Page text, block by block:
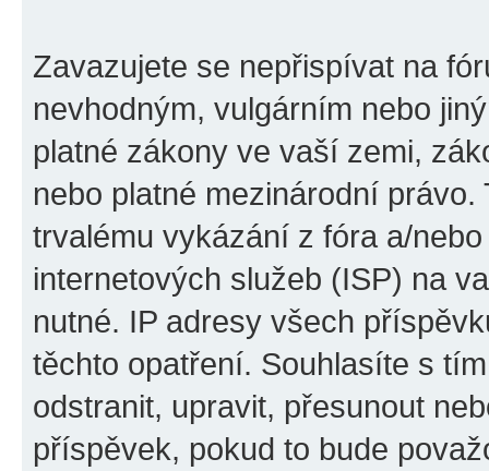
Zavazujete se nepřispívat na
nevhodným, vulgárním nebo
platné zákony ve vaší zemi,
nebo platné mezinárodní
trvalému vykázání z fóra a/
internetových služeb (ISP) na
nutné. IP adresy všech
těchto opatření. Souhlasíte s
odstranit, upravit, přesunout
příspěvek, pokud to bude